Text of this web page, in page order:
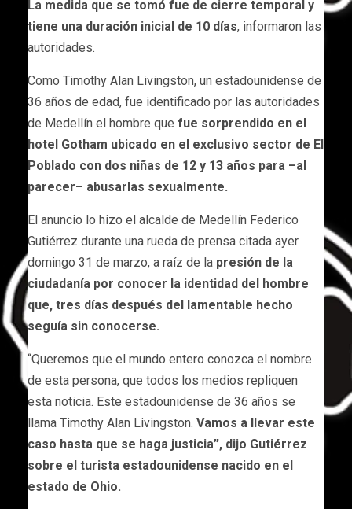
La medida que se tomó fue de cierre temporal y
tiene una duración inicial de 10 días, informaron las
autoridades.
Como Timothy Alan Livingston, un estadounidense de
36 años de edad, fue identificado por las autoridades
de Medellín el hombre que fue sorprendido en el
hotel Gotham ubicado en el exclusivo sector de El
Poblado con dos niñas de 12 y 13 años para –al
parecer– abusarlas sexualmente.
El anuncio lo hizo el alcalde de Medellín Federico
Gutiérrez durante una rueda de prensa citada ayer
domingo 31 de marzo, a raíz de la presión de la
ciudadanía por conocer la identidad del hombre
que, tres días después del lamentable hecho
seguía sin conocerse.
“Queremos que el mundo entero conozca el nombre
de esta persona, que todos los medios repliquen
esta noticia. Este estadounidense de 36 años se
llama Timothy Alan Livingston. Vamos a llevar este
caso hasta que se haga justicia”, dijo Gutiérrez
sobre el turista estadounidense nacido en el
estado de Ohio.